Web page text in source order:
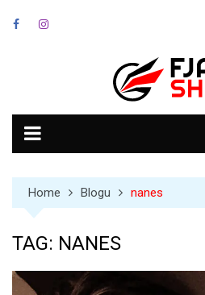
Home Blogu nanes
TAG: NANES